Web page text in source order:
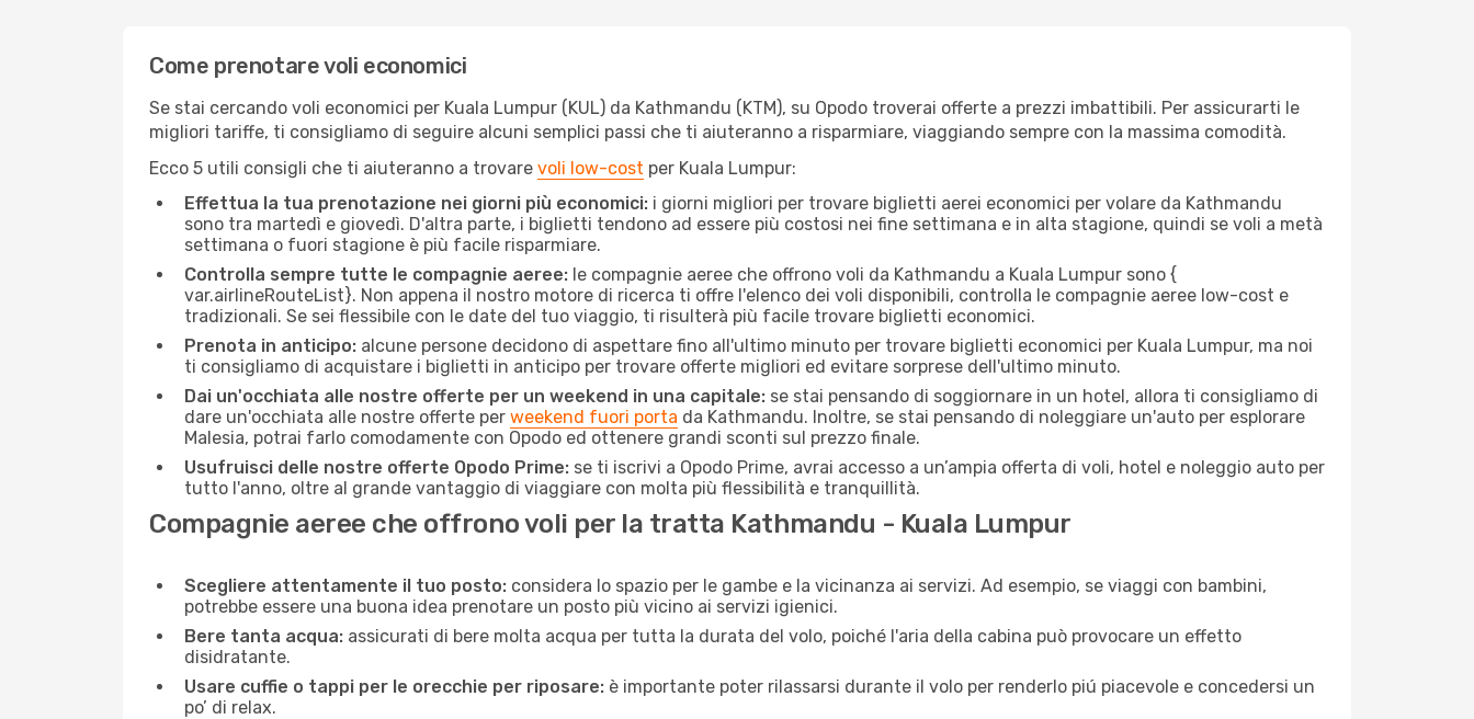
Come prenotare voli economici
Se stai cercando voli economici per Kuala Lumpur (KUL) da Kathmandu (KTM), su Opodo troverai offerte a prezzi imbattibili. Per assicurarti le
migliori tariffe, ti consigliamo di seguire alcuni semplici passi che ti aiuteranno a risparmiare, viaggiando sempre con la massima comodità.
Ecco 5 utili consigli che ti aiuteranno a trovare voli low-cost per Kuala Lumpur:
Effettua la tua prenotazione nei giorni più economici: i giorni migliori per trovare biglietti aerei economici per volare da Kathmandu
sono tra martedì e giovedì. D'altra parte, i biglietti tendono ad essere più costosi nei fine settimana e in alta stagione, quindi se voli a metà
settimana o fuori stagione è più facile risparmiare.
Controlla sempre tutte le compagnie aeree: le compagnie aeree che offrono voli da Kathmandu a Kuala Lumpur sono {​
var.airlineRouteList}. Non appena il nostro motore di ricerca ti offre l'elenco dei voli disponibili, controlla le compagnie aeree low-cost e
tradizionali. Se sei flessibile con le date del tuo viaggio, ti risulterà più facile trovare biglietti economici.
Prenota in anticipo: alcune persone decidono di aspettare fino all'ultimo minuto per trovare biglietti economici per Kuala Lumpur, ma noi
ti consigliamo di acquistare i biglietti in anticipo per trovare offerte migliori ed evitare sorprese dell'ultimo minuto.
Dai un'occhiata alle nostre offerte per un weekend in una capitale: se stai pensando di soggiornare in un hotel, allora ti consigliamo di
dare un'occhiata alle nostre offerte per weekend fuori porta da Kathmandu. Inoltre, se stai pensando di noleggiare un'auto per esplorare
Malesia, potrai farlo comodamente con Opodo ed ottenere grandi sconti sul prezzo finale.
Usufruisci delle nostre offerte Opodo Prime: se ti iscrivi a Opodo Prime, avrai accesso a un’ampia offerta di voli, hotel e noleggio auto per
tutto l'anno, oltre al grande vantaggio di viaggiare con molta più flessibilità e tranquillità.
Compagnie aeree che offrono voli per la tratta Kathmandu - Kuala Lumpur
Scegliere attentamente il tuo posto: considera lo spazio per le gambe e la vicinanza ai servizi. Ad esempio, se viaggi con bambini,
potrebbe essere una buona idea prenotare un posto più vicino ai servizi igienici.
Bere tanta acqua: assicurati di bere molta acqua per tutta la durata del volo, poiché l'aria della cabina può provocare un effetto
disidratante.
Usare cuffie o tappi per le orecchie per riposare: è importante poter rilassarsi durante il volo per renderlo piú piacevole e concedersi un
po’ di relax.